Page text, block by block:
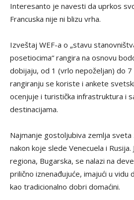
Interesanto je navesti da uprkos
Francuska nije ni blizu vrha.
Izveštaj WEF-a o „stavu
posetiocima“ rangira na osnovu
dobijaju, od 1 (vrlo nepoželjan) do
rangiranju se koriste i ankete
ocenjuje i turistička infrastruktura i
destinacijama.
Najmanje gostoljubiva zemlja
nakon koje slede Venecuela i
regiona, Bugarska, se nalazi na
prilično iznenađujuće, imajući u vidu
kao tradicionalno dobri domaćini.